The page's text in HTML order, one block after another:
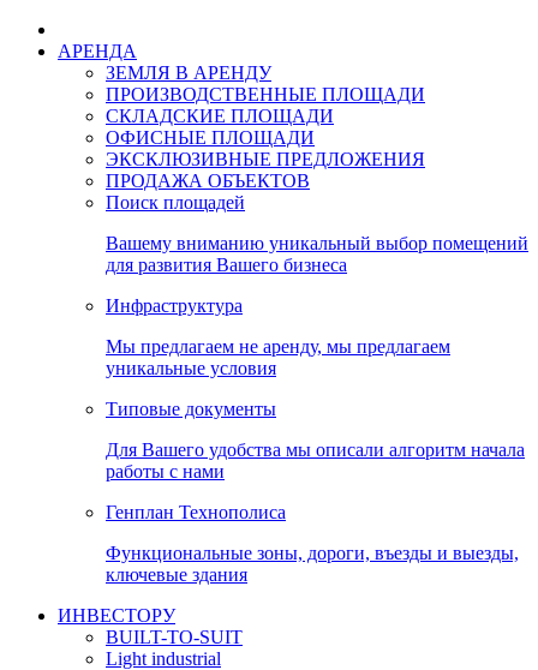
АРЕНДА
ЗЕМЛЯ В АРЕНДУ
ПРОИЗВОДСТВЕННЫЕ ПЛОЩАДИ
СКЛАДСКИЕ ПЛОЩАДИ
ОФИСНЫЕ ПЛОЩАДИ
ЭКСКЛЮЗИВНЫЕ ПРЕДЛОЖЕНИЯ
ПРОДАЖА ОБЪЕКТОВ
Поиск площадей
Вашему вниманию уникальный выбор помещений
для развития Вашего бизнеса
Инфраструктура
Мы предлагаем не аренду, мы предлагаем
уникальные условия
Типовые документы
Для Вашего удобства мы описали алгоритм начала
работы с нами
Генплан Технополиса
Функциональные зоны, дороги, въезды и выезды,
ключевые здания
ИНВЕСТОРУ
BUILT-TO-SUIT
Light industrial